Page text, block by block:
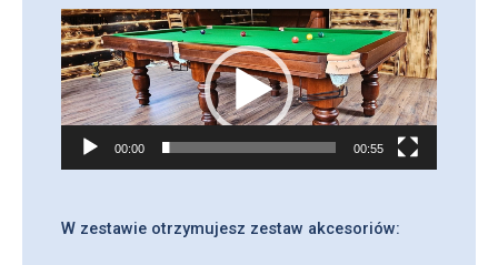
Odtwarzacz
video
00:00 00:55
W zestawie otrzymujesz zestaw akcesoriów: